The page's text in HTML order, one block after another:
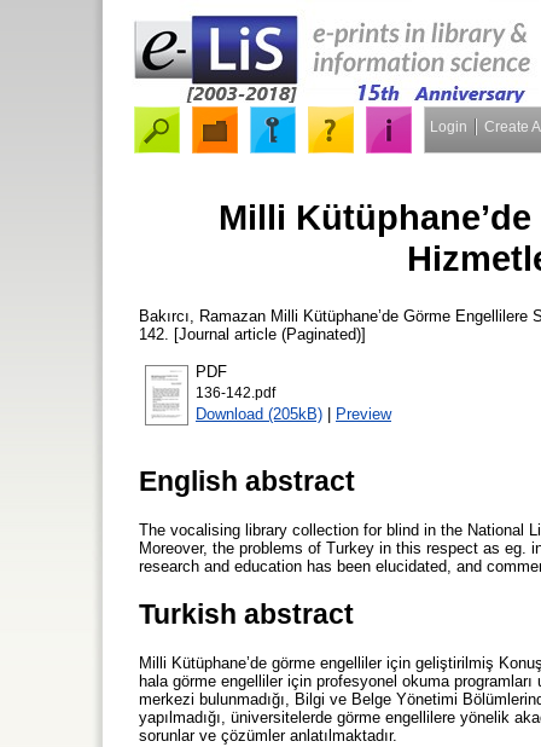
Login Create
Milli
Bakırcı, Ramazan Milli Kütüphane’de Görme
142. [Journal article (Paginated)]
PDF
136-142.pdf
Download (205kB) | Preview
English abstract
The vocalising library collection for blind in the National
Moreover, the problems of Turkey in this respect as
research and education has been elucidated, and
Turkish abstract
Milli Kütüphane’de görme engelliler için geliştirilmiş
hala görme engelliler için profesyonel okuma
merkezi bulunmadığı, Bilgi ve Belge Yönetimi
yapılmadığı, üniversitelerde görme engellilere yönelik
sorunlar ve çözümler anlatılmaktadır.